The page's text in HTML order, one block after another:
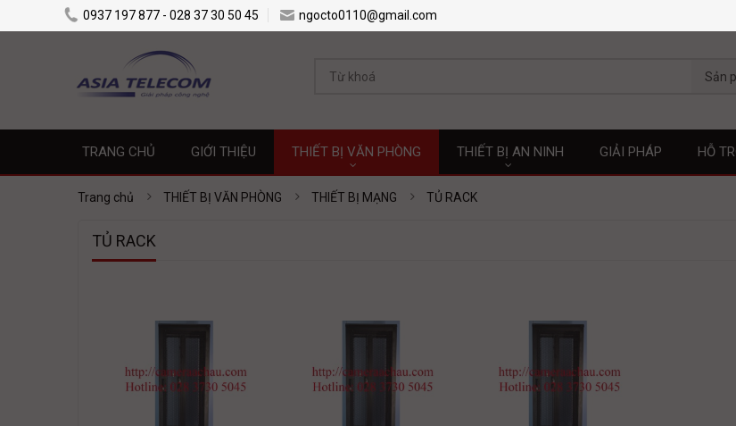
0937 197 877 - 028 37 30 50 45 ngocto0110@gmail.com
Sản
TRANG CHỦ GIỚI THIỆU THIẾT BỊ VĂN PHÒNG THIẾT BỊ AN NINH GIẢI PHÁP HỖ
Trang chủ THIẾT BỊ VĂN PHÒNG THIẾT BỊ MẠNG TỦ RACK
TỦ RACK